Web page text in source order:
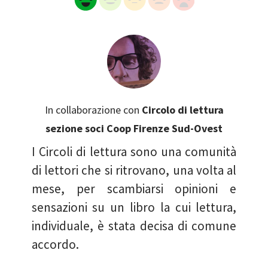
In collaborazione con Circolo di lettura
sezione soci Coop Firenze Sud-Ovest
I Circoli di lettura sono una comunità
di lettori che si ritrovano, una volta al
mese, per scambiarsi opinioni e
sensazioni su un libro la cui lettura,
individuale, è stata decisa di comune
accordo.